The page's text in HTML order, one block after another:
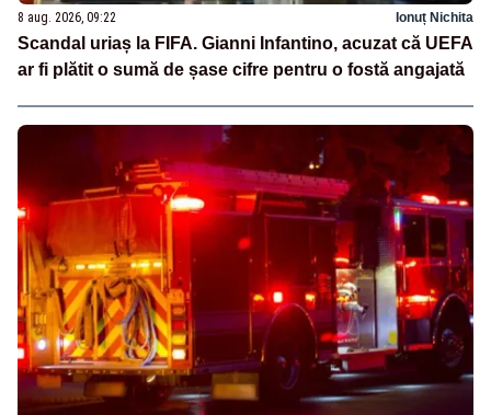
8 aug. 2026, 09:22 Ionuț Nichita
Scandal uriaș la FIFA. Gianni Infantino, acuzat că UEFA
ar fi plătit o sumă de șase cifre pentru o fostă angajată